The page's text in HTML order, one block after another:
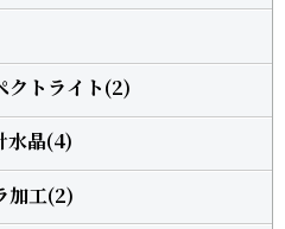
クトライト(2)
水晶(4)
加工(2)